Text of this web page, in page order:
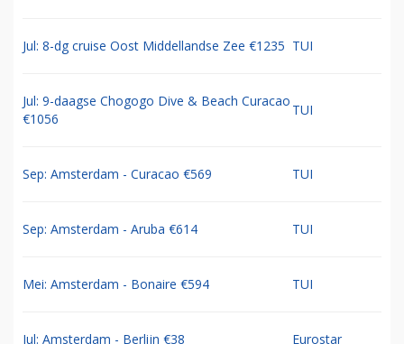
Jul: 8-dg cruise Oost Middellandse Zee €1235 TUI
Jul: 9-daagse Chogogo Dive & Beach Curacao
€1056
TUI
Sep: Amsterdam - Curacao €569 TUI
Sep: Amsterdam - Aruba €614 TUI
Mei: Amsterdam - Bonaire €594 TUI
Jul: Amsterdam - Berlijn €38 Eurostar